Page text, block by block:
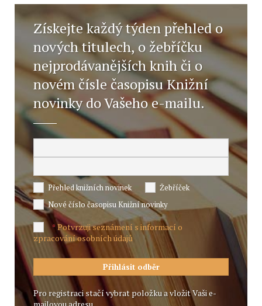
Získejte každý týden přehled o
nových titulech, o žebříčku
nejprodávanějších knih či o
novém čísle časopisu Knižní
novinky do Vašeho e-mailu.
Přehled knižních novinek
Žebříček
Nové číslo časopisu Knižní novinky
*Potvrzuji seznámení s informací o
zpracování osobních údajů
Pro registraci stačí vybrat položku a vložit Vaši e-